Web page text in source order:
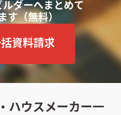
ルダーへまとめて
す（無料）
資料請求
ハウスメーカー一